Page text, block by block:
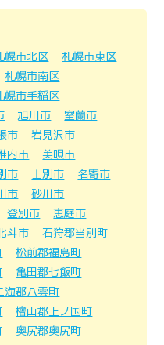
幌市北区
札幌市東区
札幌市南区
幌市手稲区
旭川市
室蘭市
市
岩見沢市
内市
美唄市
市 士別市
名寄市
市
砂川市
登別市
恵庭市
斗市
石狩郡当別町
松前郡福島町
亀田郡七飯町
海郡八雲町
檜山郡上ノ国町
奥尻郡奥尻町